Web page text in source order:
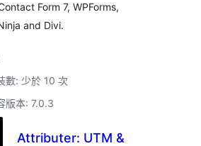
Form 7, WPForms,
and Divi.
數: 少於 10 次
版本: 7.0.3
Attributer: UTM &